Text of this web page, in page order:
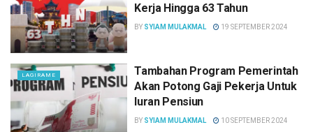
Kerja Hingga 63 Tahun
BY SYIAM MULAKMAL 19 SEPTEMBER 2024
LAGIRAME
Tambahan Program Pemerintah
Akan Potong Gaji Pekerja Untuk
Iuran Pensiun
BY SYIAM MULAKMAL 10 SEPTEMBER 2024